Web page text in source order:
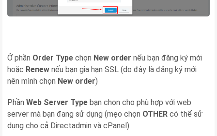
Ở phần Order Type chọn New order nếu bạn đăng ký mới
hoặc Renew nếu bạn gia hạn SSL (do đây là đăng ký mới
nên mình chọn New order)
Phần Web Server Type bạn chọn cho phù hợp với web
server mà bạn đang sử dụng (mẹo chọn OTHER có thể sử
dụng cho cả Directadmin và cPanel)